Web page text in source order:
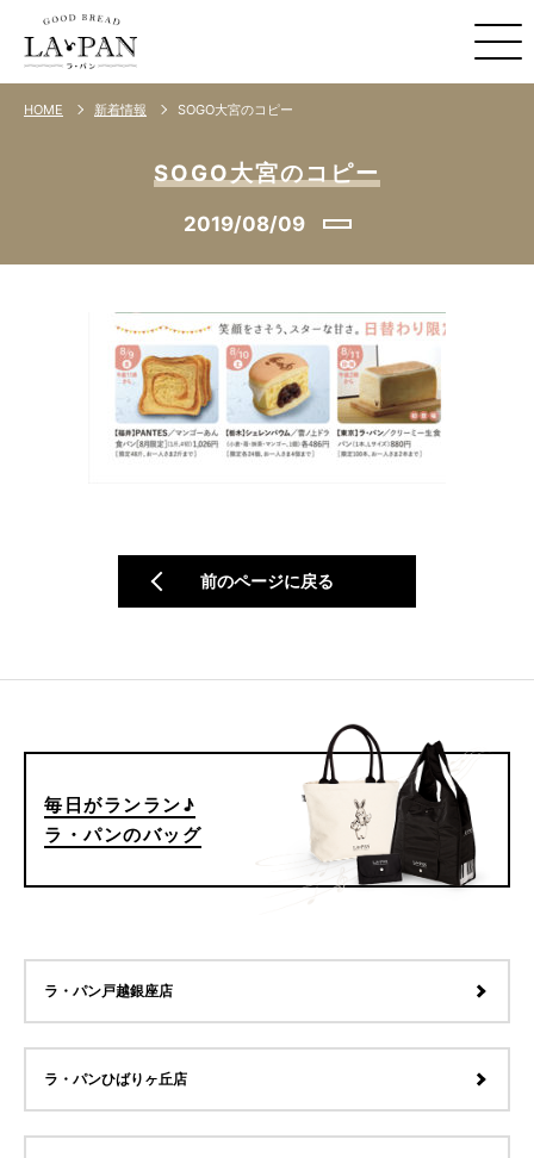
HOME 新着情報 SOGO大宮のコピー
SOGO大宮のコピー
2019/08/09
前のページに戻る
毎日がランラン♪
ラ・パンのバッグ
ラ・パン戸越銀座店
ラ・パンひばりヶ丘店